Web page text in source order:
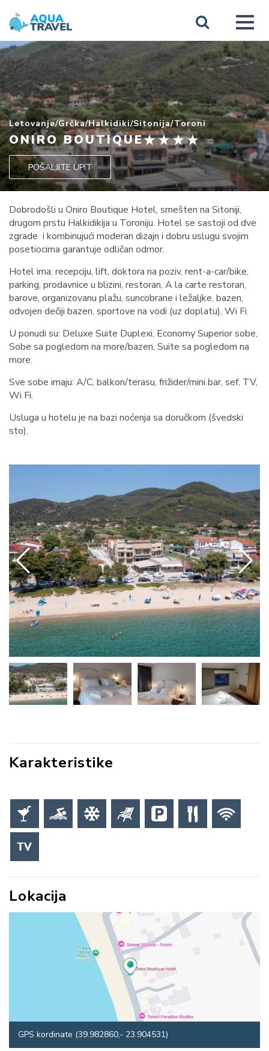
Letovanje/Grčka/Halkidiki/Sitonija/Toroni
ONIRO BOUTIQUE
POŠALJITE UPIT
Dobrodošli u Oniro Boutique Hotel, smešten na Sitoniji,
drugom prstu Halkidikija u Toroniju. Hotel se sastoji od dve
zgrade i kombinujući moderan dizajn i dobru uslugu svojim
posetiocima garantuje odličan odmor.
Hotel ima: recepciju, lift, doktora na poziv, rent-a-car/bike,
parking, prodavnice u blizini, restoran, A la carte restoran,
barove, organizovanu plažu, suncobrane i ležaljke, bazen,
odvojen dečiji bazen, sportove na vodi (uz doplatu), Wi Fi.
U ponudi su: Deluxe Suite Duplexi, Economy Superior sobe,
Sobe sa pogledom na more/bazen, Suite sa pogledom na
more.
Sve sobe imaju: A/C, balkon/terasu, frižider/mini bar, sef, TV,
Wi Fi.
Usluga u hotelu je na bazi noćenja sa doručkom (švedski
sto).
Karakteristike
Lokacija
GPS kordinate (39.982860,- 23.904531)